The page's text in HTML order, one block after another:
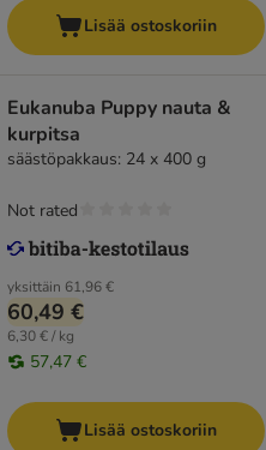
Lisää ostoskoriin
Eukanuba Puppy nauta &
kurpitsa
säästöpakkaus: 24 x 400 g
yksittäin 61,96 €
60,49 €
6,30 € / kg
57,47 €
Not rated
Lisää ostoskoriin